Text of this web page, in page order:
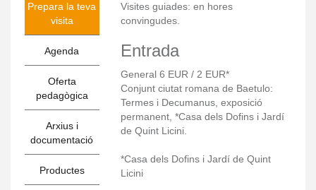
Prepara la teva
visita
Agenda
Oferta
pedagògica
Arxius i
documentació
Productes
Visites guiades: en hores
convingudes.
Entrada
General 6 EUR / 2 EUR*
Conjunt ciutat romana de Baetulo:
Termes i Decumanus, exposició
permanent, *Casa dels Dofins i Jardí
de Quint Licini.
*Casa dels Dofins i Jardí de Quint
Licini